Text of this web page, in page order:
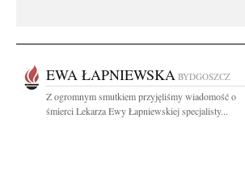
EWA ŁAPNIEWSKA BYDGOSZCZ
Z ogromnym smutkiem przyjęliśmy wiadomość o
śmierci Lekarza Ewy Łapniewskiej specjalisty...